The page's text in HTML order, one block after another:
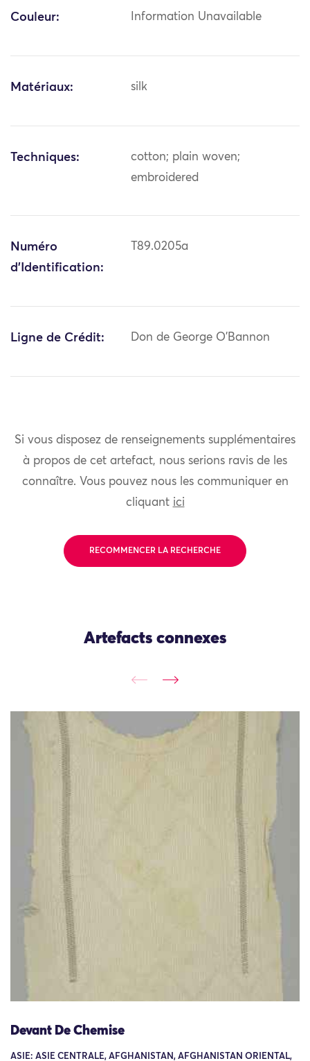
Couleur: Information Unavailable
Matériaux: silk
Techniques:
cotton; plain woven;
embroidered
Numéro
d'Identification:
T89.0205a
Ligne de Crédit: Don de George O'Bannon
Si vous disposez de renseignements supplémentaires
à propos de cet artefact, nous serions ravis de les
connaître. Vous pouvez nous les communiquer en
cliquant ici
RECOMMENCER LA RECHERCHE
Artefacts connexes
Devant De Chemise
ASIE: ASIE CENTRALE, AFGHANISTAN, AFGHANISTAN ORIENTAL,